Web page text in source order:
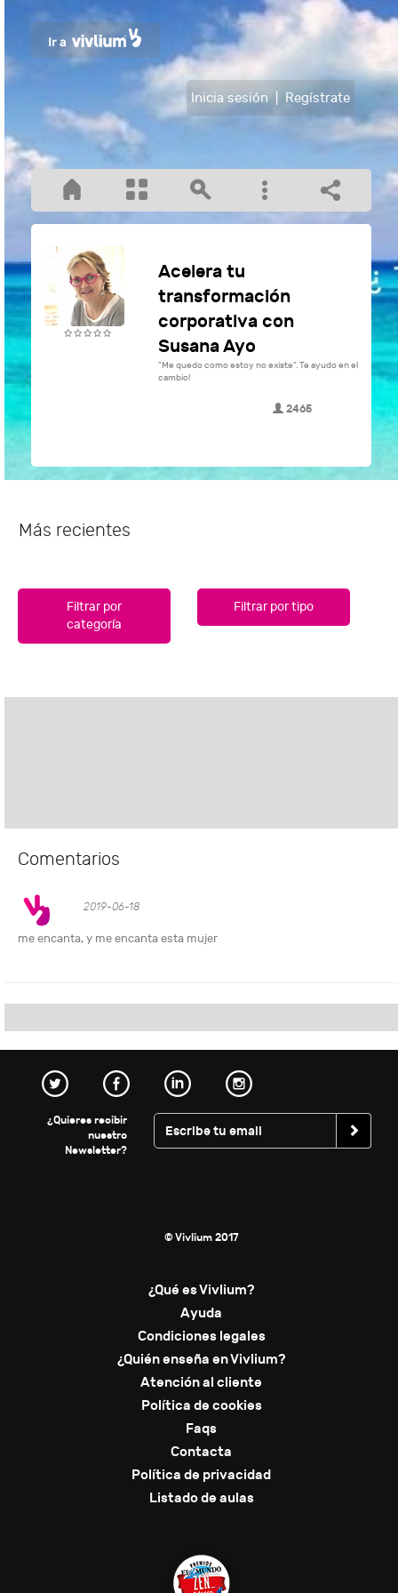
Inicia sesión Regístrate
Acelera tu
transformación
corporativa con
Susana Ayo
"Me quedo como estoy no existe". Te ayudo en el
cambio!
2465
Más recientes
Filtrar por
categoría
Filtrar por tipo
Comentarios
2019-06-18
me encanta, y me encanta esta mujer
¿Quieres recibir
nuestro
Newsletter?
© Vivlium 2017
¿Qué es Vivlium?
Ayuda
Condiciones legales
¿Quién enseña en Vivlium?
Atención al cliente
Política de cookies
Faqs
Contacta
Política de privacidad
Listado de aulas